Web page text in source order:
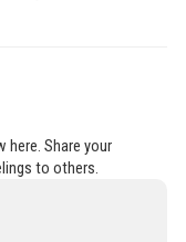
here. Share your
to others.